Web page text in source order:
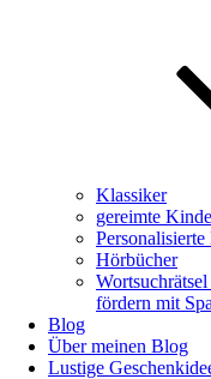
Klassiker
gereimte
Hörbücher
fördern mit
Blog
Über meinen Blog
Lustige